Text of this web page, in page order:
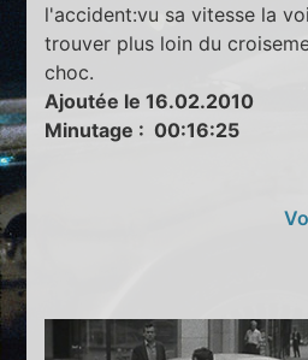
l'accident:vu sa vitesse la
trouver plus loin du
choc.
Ajoutée le 16.02.2010
Minutage : 00:16:25